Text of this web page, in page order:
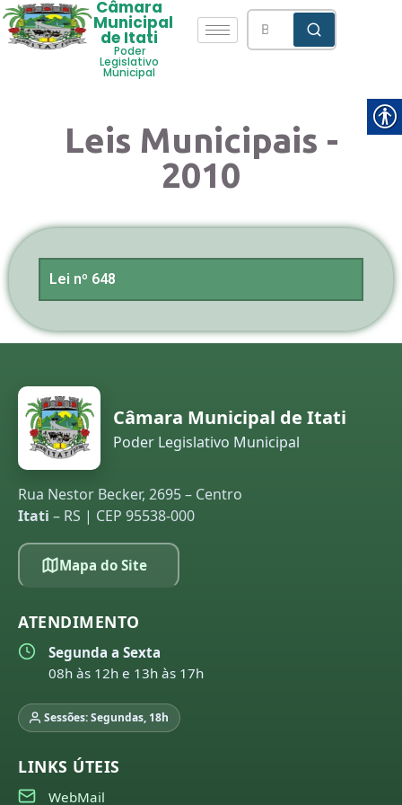
Câmara
Municipal
de Itati
Poder
Legislativo
Municipal
Leis Municipais -
2010
Lei nº 648
Câmara Municipal de Itati
Poder Legislativo Municipal
Rua Nestor Becker, 2695 – Centro
Itati – RS | CEP 95538-000
Mapa do Site
ATENDIMENTO
Segunda a Sexta
08h às 12h e 13h às 17h
Sessões: Segundas, 18h
LINKS ÚTEIS
WebMail